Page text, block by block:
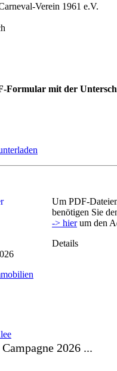
Verein 1961 e.V.
Formular mit der
Um PDF-
benötigen Sie
-> hierum den
Details
2026 ...